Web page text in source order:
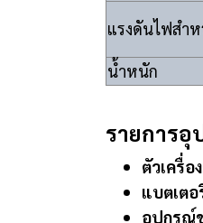
แรงดันไฟสำ
น้ำหนัก
รายการอุ
ตัวเครื่อ
แบตเตอ
อุปกรณ์